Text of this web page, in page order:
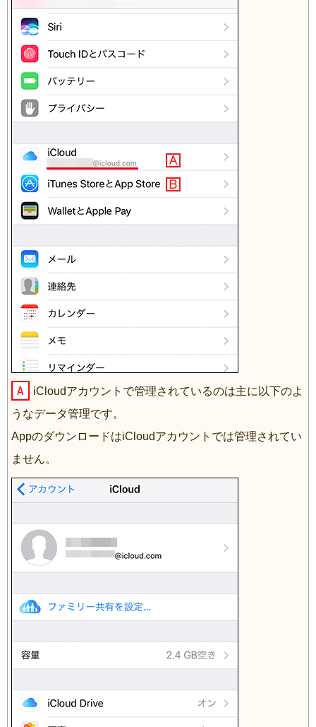
A
iCloudアカウントで管理されているのは主に以下のよ
うなデータ管理です。
AppのダウンロードはiCloudアカウントでは管理されてい
ません。